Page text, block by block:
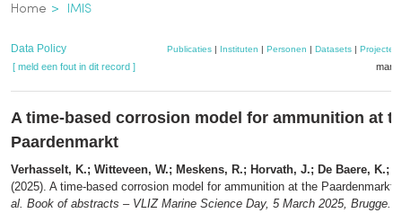
inhoud
gaan
Kruimelpad
Home IMIS
Data Policy Publicaties| Instituten | Personen | Datasets| Projecten
[ meld een fout in dit record ]
A time-based corrosion model for ammunition at
Paardenmarkt
Verhasselt, K.; Witteveen, W.; Meskens, R.; Horvath, J.; De Baere, K.;
(2025). A time-based corrosion model for ammunition at the Paardenmarkt,
al. Book of abstracts – VLIZ Marine Science Day, 5 March 2025, Brugge.